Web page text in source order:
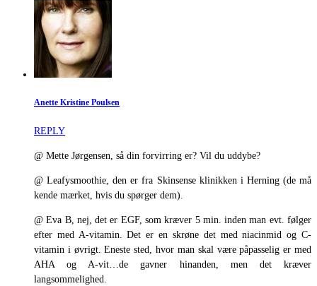
Anette Kristine Poulsen
REPLY
@ Mette Jørgensen, så din forvirring er? Vil du uddybe?
@ Leafysmoothie, den er fra Skinsense klinikken i Herning (de må
kende mærket, hvis du spørger dem).
@ Eva B, nej, det er EGF, som kræver 5 min. inden man evt. følger
efter med A-vitamin. Det er en skrøne det med niacinmid og C-
vitamin i øvrigt. Eneste sted, hvor man skal være påpasselig er med
AHA og A-vit…de gavner hinanden, men det kræver
langsommelighed.